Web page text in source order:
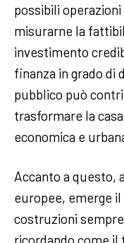
possibili
misurarne la
investimento
finanza in grado di
pubblico può
trasformare la
economica e
Accanto a questo,
europee, emerge
costruzioni
ricordando come il